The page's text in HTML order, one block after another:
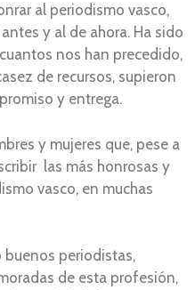
al periodismo vasco,
y al de ahora. Ha sido
nos han precedido,
de recursos, supieron
y entrega.
y mujeres que, pese a
las más honrosas y
vasco, en muchas
buenos periodistas,
de esta profesión,